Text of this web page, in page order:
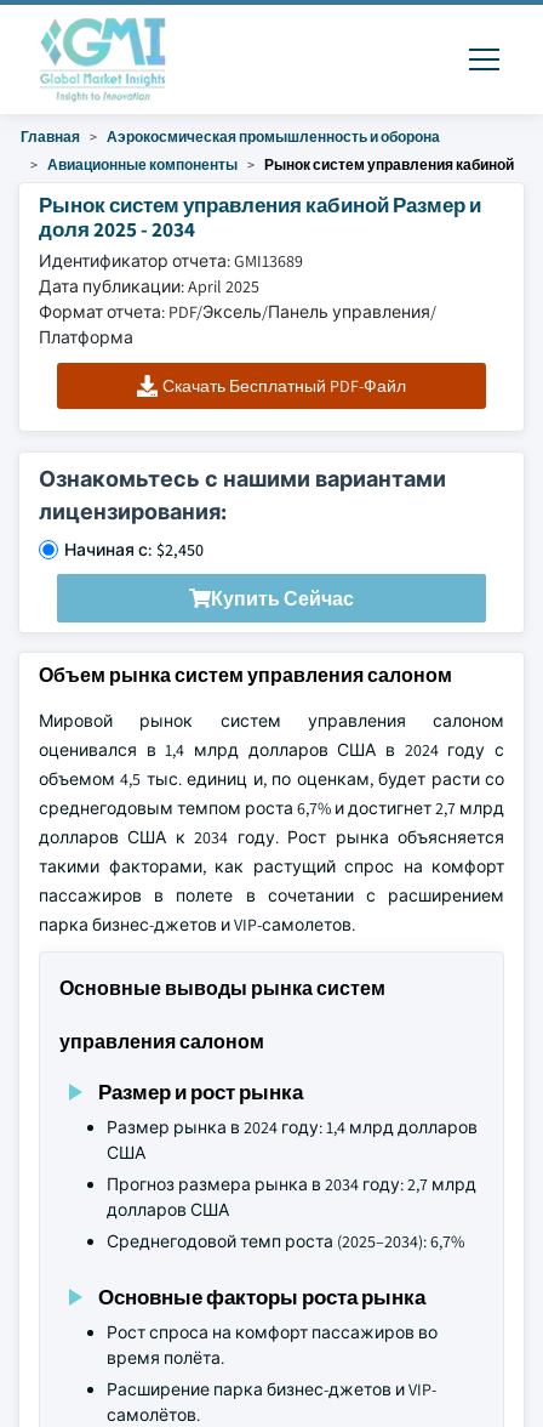
Главная
Аэрокосмическая промышленность и оборона
Авиационные компоненты
Рынок систем управления кабиной
Рынок систем управления кабиной Размер и
доля 2025 - 2034
Идентификатор отчета: GMI13689
Дата публикации: April 2025
Формат отчета: PDF/Эксель/Панель управления/
Платформа
Скачать Бесплатный PDF-Файл
Ознакомьтесь с нашими вариантами
лицензирования:
Начиная с: $2,450
Купить Сейчас
Объем рынка систем управления салоном
Мировой рынок систем управления салоном
оценивался в 1,4 млрд долларов США в 2024 году с
объемом 4,5 тыс. единиц и, по оценкам, будет расти со
среднегодовым темпом роста 6,7% и достигнет 2,7 млрд
долларов США к 2034 году. Рост рынка объясняется
такими факторами, как растущий спрос на комфорт
пассажиров в полете в сочетании с расширением
парка бизнес-джетов и VIP-самолетов.
Основные выводы рынка систем
управления салоном
Размер и рост рынка
Размер рынка в 2024 году: 1,4 млрд долларов
США
Прогноз размера рынка в 2034 году: 2,7 млрд
долларов США
Среднегодовой темп роста (2025–2034): 6,7%
Основные факторы роста рынка
Рост спроса на комфорт пассажиров во
время полёта.
Расширение парка бизнес-джетов и VIP-
самолётов.